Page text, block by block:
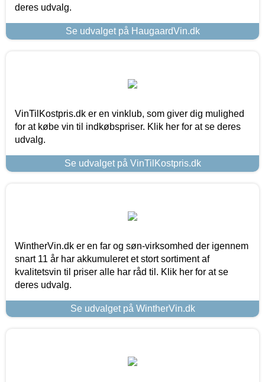
deres udvalg.
Se udvalget på HaugaardVin.dk
VinTilKostpris.dk er en vinklub, som giver dig mulighed
for at købe vin til indkøbspriser. Klik her for at se deres
udvalg.
Se udvalget på VinTilKostpris.dk
WintherVin.dk er en far og søn-virksomhed der igennem
snart 11 år har akkumuleret et stort sortiment af
kvalitetsvin til priser alle har råd til. Klik her for at se
deres udvalg.
Se udvalget på WintherVin.dk